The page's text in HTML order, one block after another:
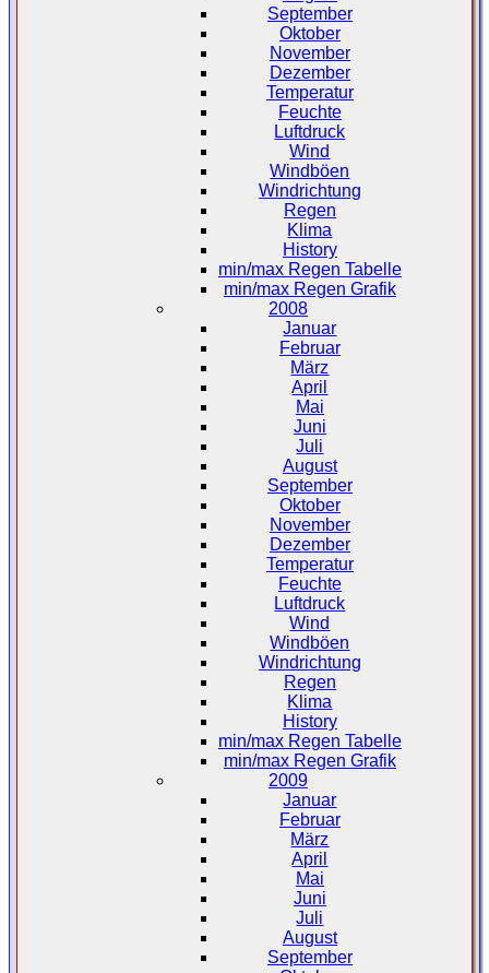
September
Oktober
November
Dezember
Temperatur
Feuchte
Luftdruck
Wind
Windböen
Windrichtung
Regen
Klima
History
min/max Regen Tabelle
min/max Regen Grafik
2008
Januar
Februar
März
April
Mai
Juni
Juli
August
September
Oktober
November
Dezember
Temperatur
Feuchte
Luftdruck
Wind
Windböen
Windrichtung
Regen
Klima
History
min/max Regen Tabelle
min/max Regen Grafik
2009
Januar
Februar
März
April
Mai
Juni
Juli
August
September